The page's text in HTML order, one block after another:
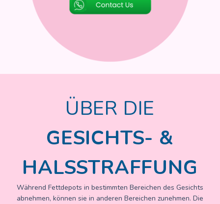
ÜBER DIE
GESICHTS- &
HALSSTRAFFUNG
Während Fettdepots in bestimmten Bereichen des Gesichts
abnehmen, können sie in anderen Bereichen zunehmen. Die